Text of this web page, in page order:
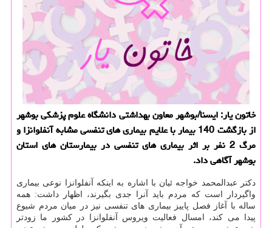
خاتون یار: ایسنا/بوشهر معاون بهداشتی دانشگاه علوم پزشكی بوشهر
از بازگشت 140 بیمار با علایم بیماری های تنفسی مشابه آنفلوانزا و
مرگ 2 نفر بر اثر بیماری های تنفسی در بیمارستان های استان
بوشهر آگاهی داد.
دكتر عبدالمحمد خواجه ئیان با اشاره به اینكه آنفلوانزا نوعی بیماری
واگیردار است كه مردم باید آنرا جدی بگیرند، اظهار داشت: همه
ساله با آغاز فصل پاییز بیماری های تنفسی نیز در میان مردم شیوع
پیدا می كند، امسال فعالیت ویروس آنفلوانزا در كشور ما زودتر